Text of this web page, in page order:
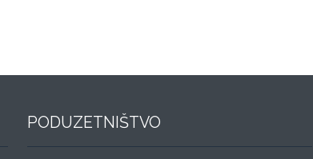
PODUZETNIŠTVO